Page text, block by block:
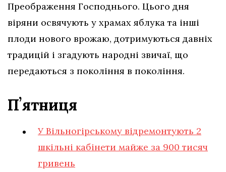
Преображення Господнього. Цього дня
віряни освячують у храмах яблука та інші
плоди нового врожаю, дотримуються давніх
традицій і згадують народні звичаї, що
передаються з покоління в покоління.
Пʼятниця
У Вільногірському відремонтують 2
шкільні кабінети майже за 900 тисяч
гривень